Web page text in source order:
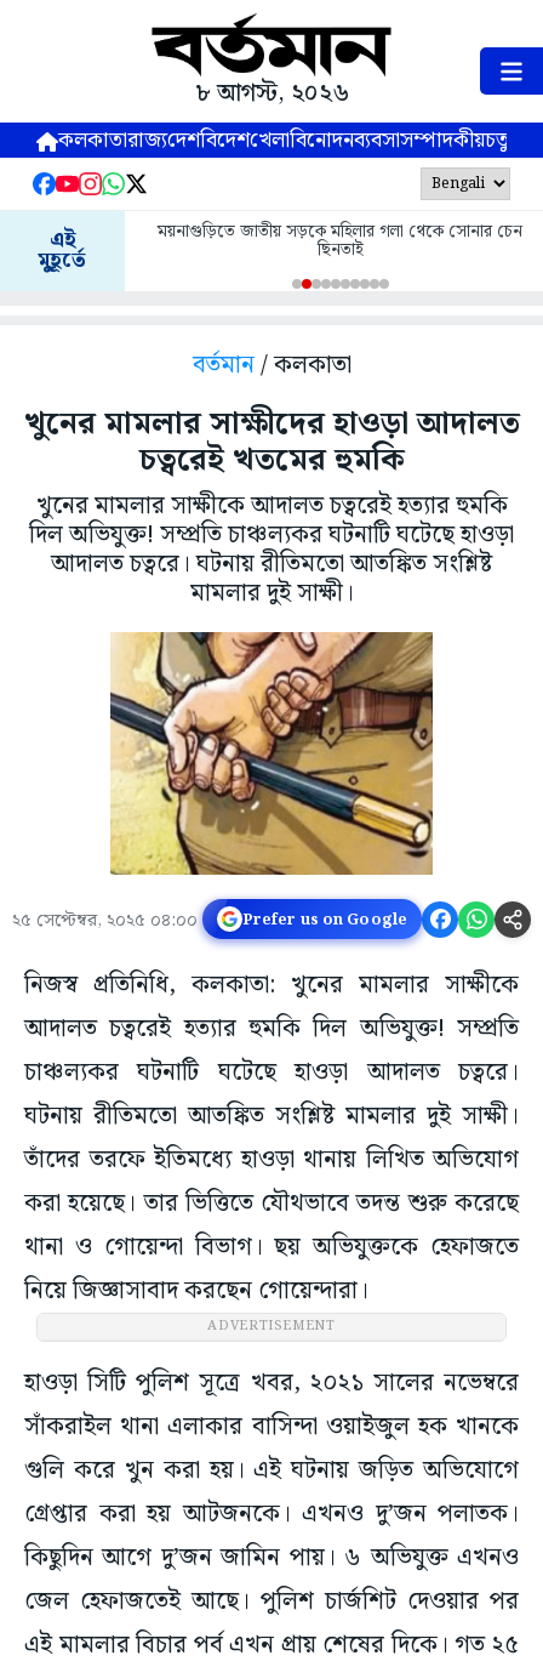
৮ আগস্ট, ২০২৬
কলকাতারাজ্যদেশবিদেশখেলাবিনোদনব্যবসাসম্পাদকীয়
এই
মুহূর্তে
ময়নাগুড়িতে জাতীয় সড়কে মহিলার গলা থেকে সোনার চেন
ছিনতাই
বর্তমান/ কলকাতা
খুনের মামলার সাক্ষীদের হাওড়া আদালত
চত্বরেই খতমের হুমকি
খুনের মামলার সাক্ষীকে আদালত চত্বরেই হত্যার হুমকি
দিল অভিযুক্ত! সম্প্রতি চাঞ্চল্যকর ঘটনাটি ঘটেছে হাওড়া
আদালত চত্বরে। ঘটনায় রীতিমতো আতঙ্কিত সংশ্লিষ্ট
মামলার দুই সাক্ষী।
২৫ সেপ্টেম্বর, ২০২৫ ০৪:০০ Prefer us on Google
নিজস্ব প্রতিনিধি, কলকাতা: খুনের মামলার সাক্ষীকে
আদালত চত্বরেই হত্যার হুমকি দিল অভিযুক্ত! সম্প্রতি
চাঞ্চল্যকর ঘটনাটি ঘটেছে হাওড়া আদালত চত্বরে।
ঘটনায় রীতিমতো আতঙ্কিত সংশ্লিষ্ট মামলার দুই সাক্ষী।
তাঁদের তরফে ইতিমধ্যে হাওড়া থানায় লিখিত অভিযোগ
করা হয়েছে। তার ভিত্তিতে যৌথভাবে তদন্ত শুরু করেছে
থানা ও গোয়েন্দা বিভাগ। ছয় অভিযুক্তকে হেফাজতে
নিয়ে জিজ্ঞাসাবাদ করছেন গোয়েন্দারা।
ADVERTISEMENT
হাওড়া সিটি পুলিশ সূত্রে খবর, ২০২১ সালের নভেম্বরে
সাঁকরাইল থানা এলাকার বাসিন্দা ওয়াইজুল হক খানকে
গুলি করে খুন করা হয়। এই ঘটনায় জড়িত অভিযোগে
গ্রেপ্তার করা হয় আটজনকে। এখনও দু’জন পলাতক।
কিছুদিন আগে দু’জন জামিন পায়। ৬ অভিযুক্ত এখনও
জেল হেফাজতেই আছে। পুলিশ চার্জশিট দেওয়ার পর
এই মামলার বিচার পর্ব এখন প্রায় শেষের দিকে। গত ২৫